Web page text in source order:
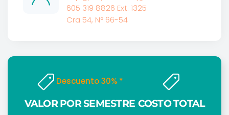
605 319 8826 Ext. 1325
Cra 54, N° 66-54
Descuento 30% *
VALOR POR SEMESTRE COSTO TOTAL